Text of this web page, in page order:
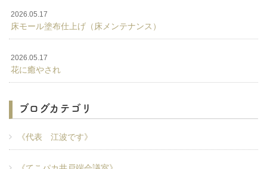
2026.05.17
床モール塗布仕上げ（床メンテナンス）
2026.05.17
花に癒やされ
ブログカテゴリ
《代表 江波です》